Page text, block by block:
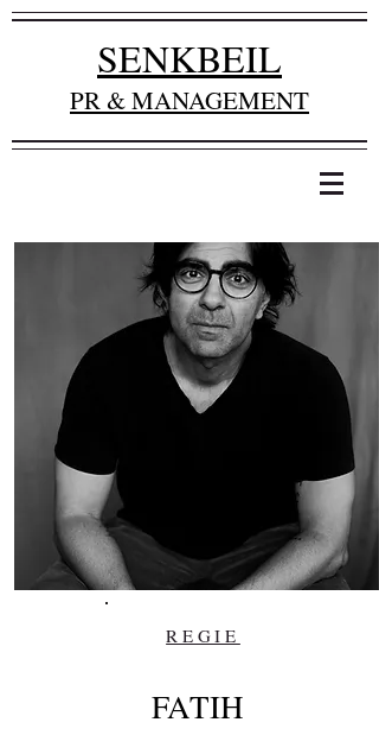
SENKBEIL
PR & MANAGEMENT
REGIE
FATIH